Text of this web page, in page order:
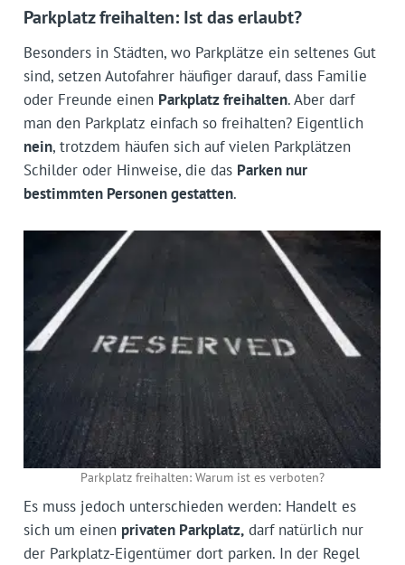
Parkplatz freihalten: Ist das erlaubt?
Besonders in Städten, wo Parkplätze ein seltenes Gut
sind, setzen Autofahrer häufiger darauf, dass Familie
oder Freunde einen Parkplatz freihalten. Aber darf
man den Parkplatz einfach so freihalten? Eigentlich
nein, trotzdem häufen sich auf vielen Parkplätzen
Schilder oder Hinweise, die das Parken nur
bestimmten Personen gestatten.
Parkplatz freihalten: Warum ist es verboten?
Es muss jedoch unterschieden werden: Handelt es
sich um einen privaten Parkplatz,darf natürlich nur
der Parkplatz-Eigentümer dort parken. In der Regel